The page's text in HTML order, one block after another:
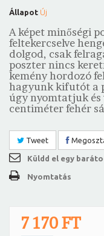
Állapot Új
A képet minőségi
feltekercselve
dolgod, csak
poszter nincs
kemény hordozó
hagyunk kifutót a
úgy nyomtatjuk
centiméter fehér
Tweet
Küldd el egy
Nyomtatás
7 170 FT